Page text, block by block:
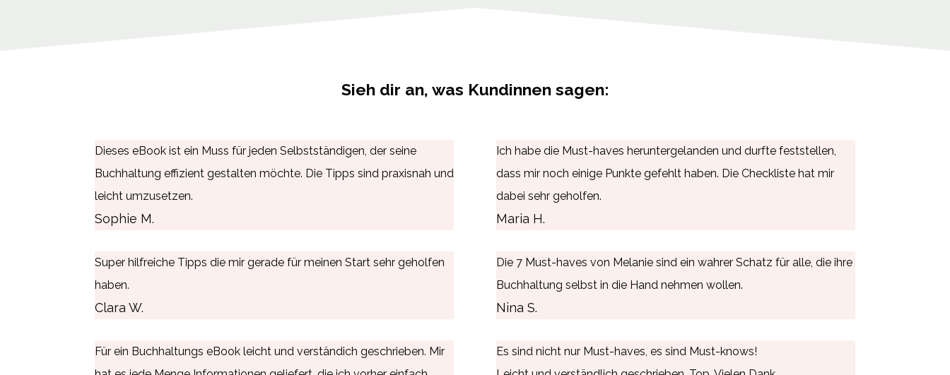
Sieh dir an, was Kundinnen sagen:
Dieses eBook ist ein Muss für jeden Selbstständigen, der seine
Buchhaltung effizient gestalten möchte. Die Tipps sind praxisnah und
leicht umzusetzen.
Sophie M.
Super hilfreiche Tipps die mir gerade für meinen Start sehr geholfen
haben.
Clara W.
Für ein Buchhaltungs eBook leicht und verständich geschrieben. Mir
Ich habe die Must-haves heruntergelanden und durfte feststellen,
dass mir noch einige Punkte gefehlt haben. Die Checkliste hat mir
dabei sehr geholfen.
Maria H.
Die 7 Must-haves von Melanie sind ein wahrer Schatz für alle, die ihre
Buchhaltung selbst in die Hand nehmen wollen.
Nina S.
Es sind nicht nur Must-haves, es sind Must-knows!